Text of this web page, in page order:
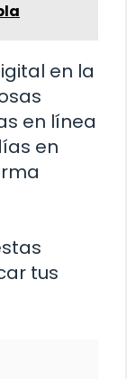
en la
en línea
en
tus